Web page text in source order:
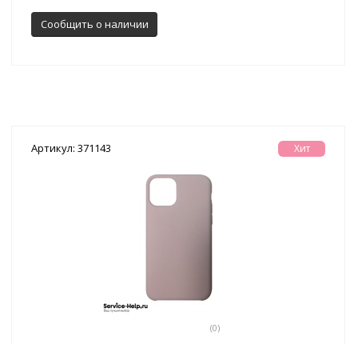
Сообщить о наличии
Артикул: 371143
(0)
Хит